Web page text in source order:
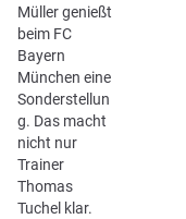
Müller genießt
beim FC
Bayern
München eine
Sonderstellun
g. Das macht
nicht nur
Trainer
Thomas
Tuchel klar.